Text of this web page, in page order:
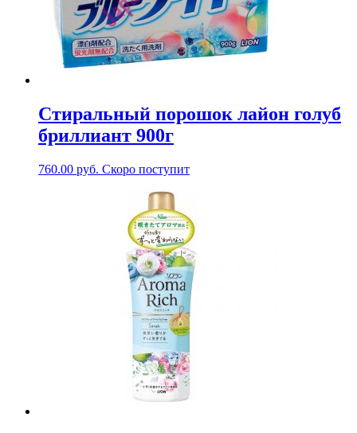
Стиральный порошок лайон голуб
бриллиант 900г
760.00 руб. Скоро поступит